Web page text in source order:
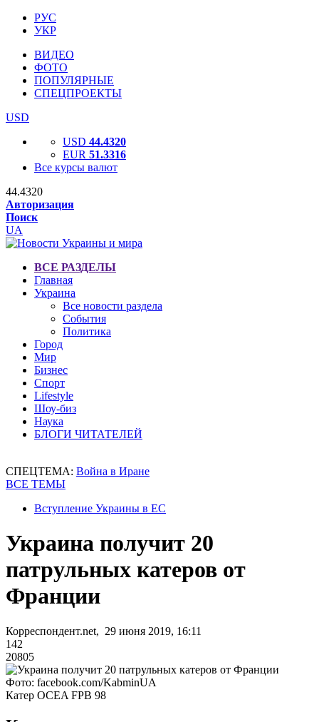
РУС
УКР
ВИДЕО
ФОТО
ПОПУЛЯРНЫЕ
СПЕЦПРОЕКТЫ
USD
USD 44.4320
EUR 51.3316
Все курсы валют
44.4320
Авторизация
Поиск
UA
ВСЕ РАЗДЕЛЫ
Главная
Украина
Все новости раздела
События
Политика
Город
Мир
Бизнес
Спорт
Lifestyle
Шоу-биз
Наука
БЛОГИ ЧИТАТЕЛЕЙ
СПЕЦТЕМА: Война в Иране
ВСЕ ТЕМЫ
Вступление Украины в ЕС
Украина получит 20
патрульных катеров от
Франции
Корреспондент.net, 29 июня 2019, 16:11
142
20805
Фото: facebook.com/KabminUA
Катер OCEA FPB 98